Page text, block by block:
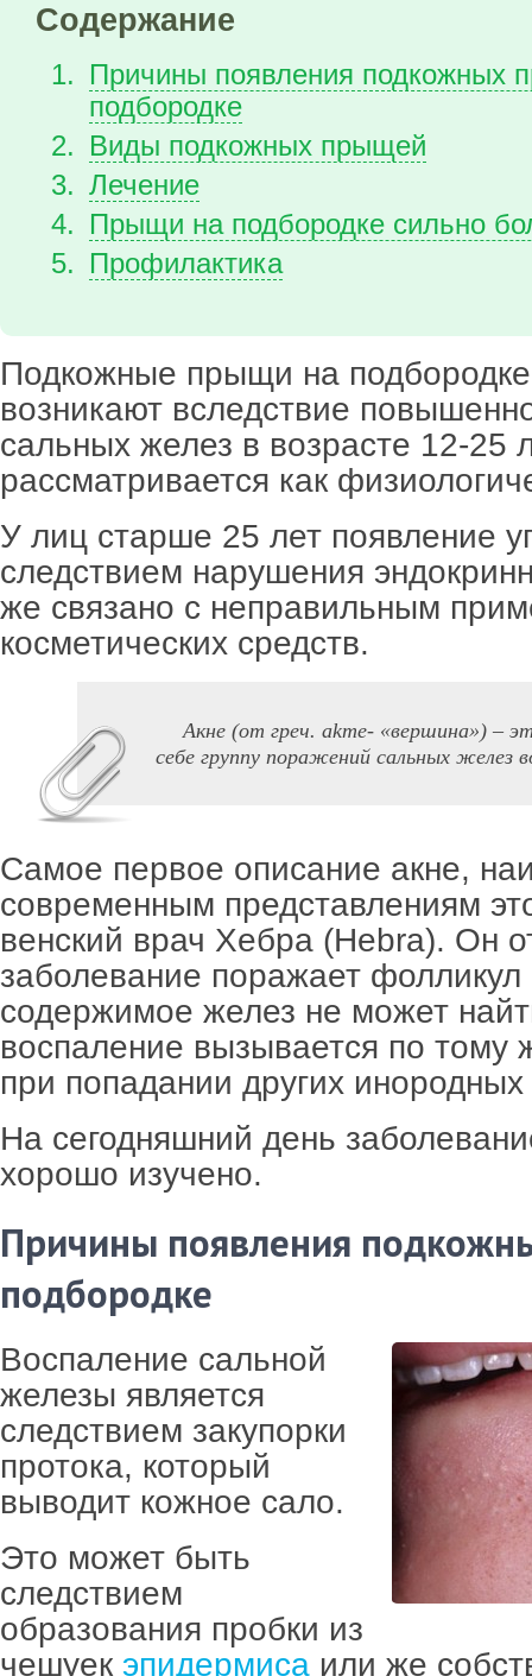
Содержание
Причины появления подкожных
подбородке
Виды подкожных прыщей
Лечение
Прыщи на подбородке сильно
Профилактика
Подкожные прыщи на
возникают вследствие
сальных желез в возрасте 12-25
рассматривается как
У лиц старше 25 лет появление
следствием нарушения
же связано с неправильным
косметических средств.
Акне (от греч. akme- «вершина») –
себе группу поражений сальных желез
Самое первое описание акне,
современным представлениям
венский врач Хебра (Hebra). Он
заболевание поражает фолликул
содержимое желез не может
воспаление вызывается по тому
при попадании других инородных
На сегодняшний день
хорошо изучено.
Причины появления
подбородке
Воспаление сальной
железы является
следствием закупорки
протока, который
выводит кожное сало.
Это может быть
следствием
образования пробки из
чешуек эпидермиса или же